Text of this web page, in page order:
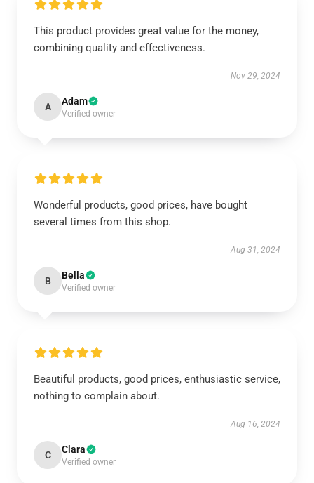
This product provides great value for the money,
combining quality and effectiveness.
Nov 29, 2024
A Adam
Verified owner
Wonderful products, good prices, have bought
several times from this shop.
Aug 31, 2024
B Bella
Verified owner
Beautiful products, good prices, enthusiastic service,
nothing to complain about.
Aug 16, 2024
C Clara
Verified owner